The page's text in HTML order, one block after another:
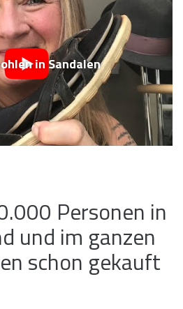
in Sandalen
Personen in
und im ganzen
schon gekauft